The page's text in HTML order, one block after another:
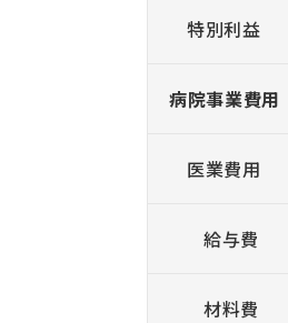
特別利益
病院事業費用
医業費用
給与費
材料費